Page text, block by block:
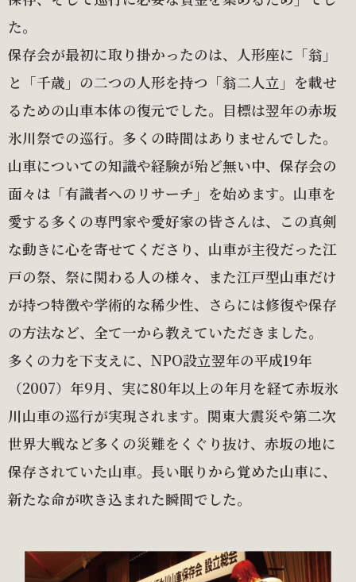
た。
保存会が最初に取り掛かったのは、人形座に「翁」
と「千歳」の二つの人形を持つ「翁二人立」を載せ
るための山車本体の復元でした。目標は翌年の赤坂
氷川祭での巡行。多くの時間はありませんでした。
山車についての知識や経験が殆ど無い中、保存会の
面々は「有識者へのリサーチ」を始めます。山車を
愛する多くの専門家や愛好家の皆さんは、この真剣
な動きに心を寄せてくださり、山車が主役だった江
戸の祭、祭に関わる人の様々、また江戸型山車だけ
が持つ特徴や学術的な稀少性、さらには修復や保存
の方法など、全て一から教えていただきました。
多くの力を下支えに、NPO設立翌年の平成19年
（2007）年9月、実に80年以上の年月を経て赤坂氷
川山車の巡行が実現されます。関東大震災や第二次
世界大戦など多くの災難をくぐり抜け、赤坂の地に
保存されていた山車。長い眠りから覚めた山車に、
新たな命が吹き込まれた瞬間でした。